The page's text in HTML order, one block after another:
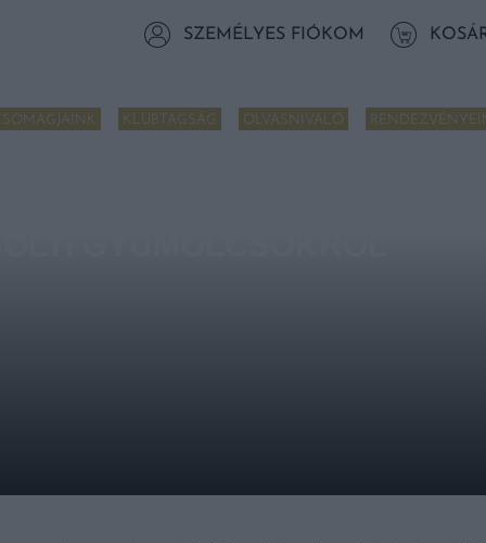
SZEMÉLYES FIÓKOM
KLUBTAGSÁG OLVASNIVALÓ